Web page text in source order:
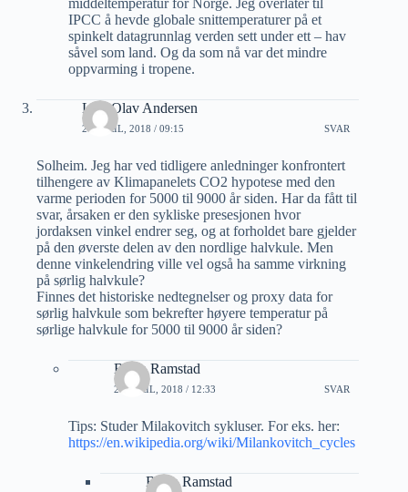
middeltemperatur for Norge. Jeg overlater til
IPCC å hevde globale snittemperaturer på et
spinkelt datagrunnlag verden sett under ett – hav
såvel som land. Og da som nå var det mindre
oppvarming i tropene.
Lars Olav Andersen
24 APRIL, 2018 / 09:15 SVAR
Solheim. Jeg har ved tidligere anledninger konfrontert
tilhengere av Klimapanelets CO2 hypotese med den
varme perioden for 5000 til 9000 år siden. Har da fått til
svar, årsaken er den sykliske presesjonen hvor
jordaksen vinkel endrer seg, og at forholdet bare gjelder
på den øverste delen av den nordlige halvkule. Men
denne vinkelendring ville vel også ha samme virkning
på sørlig halvkule?
Finnes det historiske nedtegnelser og proxy data for
sørlig halvkule som bekrefter høyere temperatur på
sørlige halvkule for 5000 til 9000 år siden?
Bjorn Ramstad
24 APRIL, 2018 / 12:33 SVAR
Tips: Studer Milakovitch sykluser. For eks. her:
https://en.wikipedia.org/wiki/Milankovitch_cycles
Bjorn Ramstad